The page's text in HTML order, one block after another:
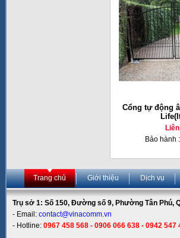
Cổng tự động
Bảo hành
Trang chủ Giới thiệu Dịch vụ
Trụ sở 1: Số 150, Đường số 9, Phường Tân Phú,
- Email: contact@vinacomm.vn
- Hotline: 0967 458 568 - 0906 066 638 - 0942 547